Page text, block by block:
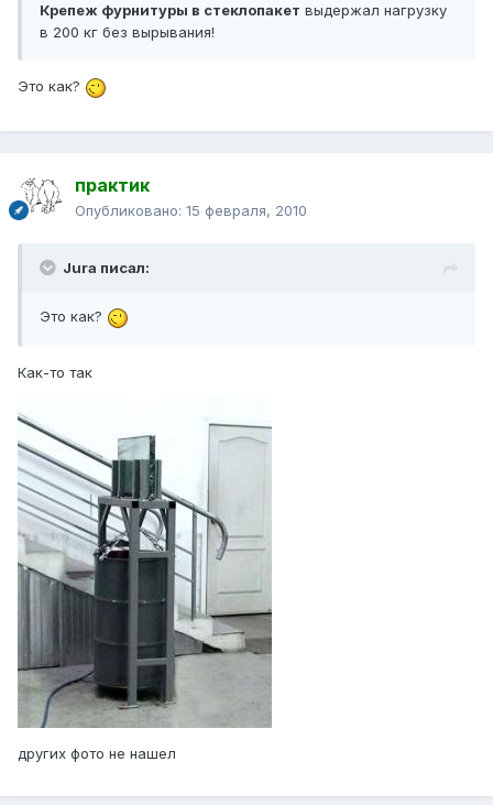
Крепеж фурнитуры в стеклопакет выдержал нагрузку
в 200 кг без вырывания!
Это как?
практик
Опубликовано: 15 февраля, 2010
Jura писал:
Это как?
Как-то так
других фото не нашел